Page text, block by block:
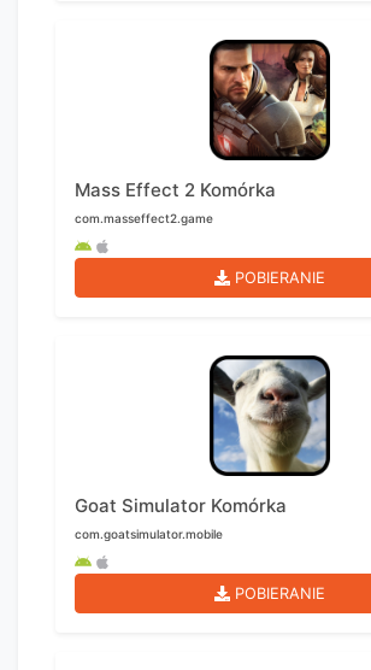
Mass Effect 2 Komórka
com.masseffect2.game
POBIERANIE
Goat Simulator Komórka
com.goatsimulator.mobile
POBIERANIE